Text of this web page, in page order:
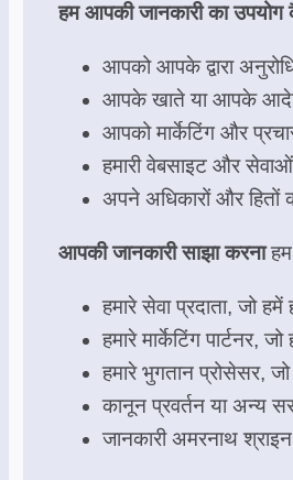
हम आपकी जानकारी का
आपको आपके द्वारा
आपके खाते या आपके
आपको मार्केटिंग और
हमारी वेबसाइट और
अपने अधिकारों और हितों
आपकी जानकारी साझा करनाहम
हमारे सेवा प्रदाता, जो
हमारे मार्केटिंग पार्टनर,
हमारे भुगतान प्रोसेसर,
कानून प्रवर्तन या अन्य
जानकारी अमरनाथ